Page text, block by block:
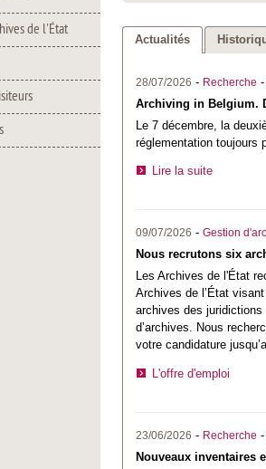
de l'État
Actualités
28/07/2026 - Recherche -
Archiving in Belgium.
Le 7 décembre, la
réglementation toujours
Lire la suite
09/07/2026 - Gestion
Nous recrutons six
Les Archives de l'État
Archives de l’État
archives des
d’archives. Nous
votre candidature
L'offre d'emploi
23/06/2026 - Recherche -
Nouveaux inventaires